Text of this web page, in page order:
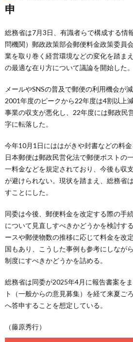
申
総務省は7月3日、有識者らで構成する情
問機関）郵政政策部会郵便料金政策委員
業を取り巻く経営環境などの変化を踏ま
の最適な在り方について議論を開始した。
メールやSNSの普及で郵便の利用機会が
2001年度のピークから22年度は4割以上
事業の収支が悪化し、22年度には郵政民
字に転落した。
今年10月1日にははがきや封書などの料金
日本郵便は郵政民営化法で郵便ポストの
一料金などを規定されており、今後も収
が避けられない。現状を踏まえ、総務省
すことにした。
同委は今後、郵便料金を改定する際の手
について見直しすべきかどうかを検討す
ースや郵便物数の推移に応じて料金を改
国もあり、こうした事例も参考にしなが
制度にすべきかどうかを詰める。
総務省は同委が2025年4月に報告書案を
ト（一般からの意見募集）を経て来夏ご
へ答申することを想定している。
（藤原秀行）